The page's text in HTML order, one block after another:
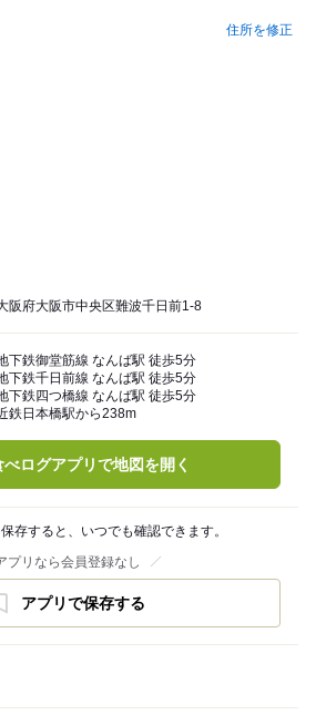
住所を修正
阪府大阪市中央区難波千日前1-8
下鉄御堂筋線 なんば駅 徒歩5分
下鉄千日前線 なんば駅 徒歩5分
下鉄四つ橋線 なんば駅 徒歩5分
鉄日本橋駅から238m
べログアプリで地図を開く
存すると、いつでも確認できます。
プリなら会員登録なし
アプリで保存する